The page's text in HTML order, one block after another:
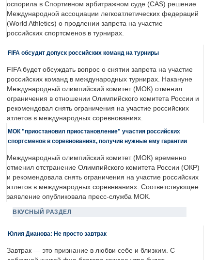
оспорила в Спортивном арбитражном суде (CAS) решение
Международной ассоциации легкоатлетических федераций
(World Athletics) о продлении запрета на участие
российских спортсменов в турнирах.
FIFA обсудит допуск российских команд на турниры
FIFA будет обсуждать вопрос о снятии запрета на участие
российских команд в международных турнирах. Накануне
Международный олимпийский комитет (МОК) отменил
ограничения в отношении Олимпийского комитета России и
рекомендовал снять ограничения на участие российских
атлетов в международных соревнованиях.
МОК "приостановил приостановление" участия российских
спортсменов в соревнованиях, получив нужные ему гарантии
Международный олимпийский комитет (МОК) временно
отменил отстранение Олимпийского комитета России (ОКР)
и рекомендовала снять ограничения на участие российских
атлетов в международных соревнваниях. Соответствующее
заявление опубликовала пресс-служба МОК.
ВКУСНЫЙ РАЗДЕЛ
Юлия Дианова: Не просто завтрак
Завтрак — это признание в любви себе и близким. С